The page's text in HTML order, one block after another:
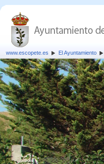
www.escopete.es El Ayuntamiento